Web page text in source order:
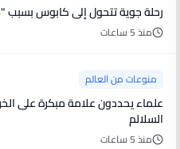
رحلة جوية تتحول إلى كابوس بسبب "4 كلمات مقلقة" قالها الطيار
منذ 5 ساعات
منوعات من العالم
السلالم
منذ 5 ساعات